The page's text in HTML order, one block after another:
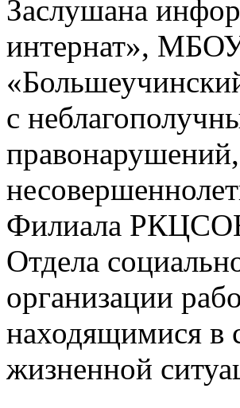
Заслушана
интернат»,
с
Филиала
Отдела
организации
находящимися в
жизненной